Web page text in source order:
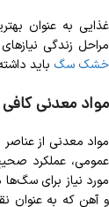
غذایی به عنوان
مراحل زندگی
خشک سگ باید
مواد معدنی کافی
مواد معدنی از
عمومی، عملکرد
مورد نیاز برای
و آهن که به عنوان